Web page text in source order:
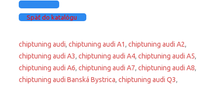
Späť do katalógu
chiptuning audi, chiptuning audi A1, chiptuning audi A2,
chiptuning audi A3, chiptuning audi A4, chiptuning audi A5,
chiptuning audi A6, chiptuning audi A7, chiptuning audi A8,
chiptuning audi Banská Bystrica, chiptuning audi Q3,